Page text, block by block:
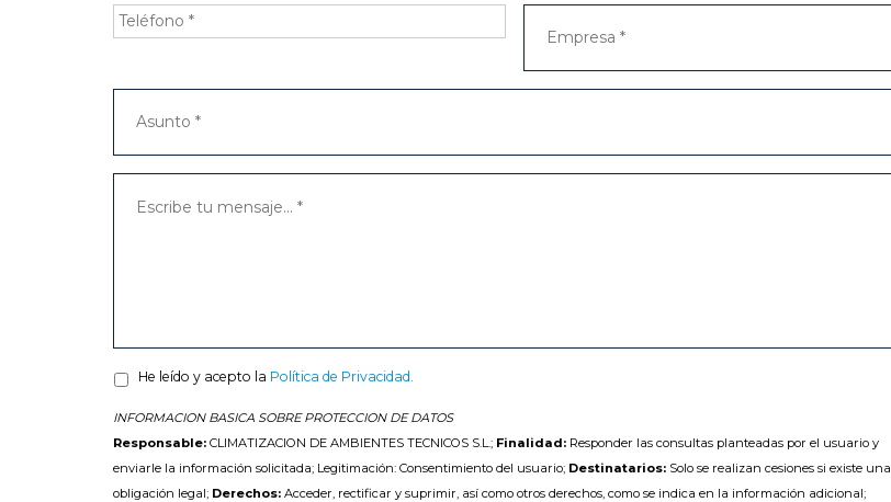
He leído y acepto la Política de Privacidad.
INFORMACION BASICA SOBRE PROTECCION DE DATOS
Responsable: CLIMATIZACION DE AMBIENTES TECNICOS S.L.; Finalidad: Responder las consultas planteadas por el usuario y
enviarle la información solicitada; Legitimación: Consentimiento del usuario; Destinatarios: Solo se realizan cesiones si existe una
obligación legal; Derechos: Acceder, rectificar y suprimir, así como otros derechos, como se indica en la información adicional;